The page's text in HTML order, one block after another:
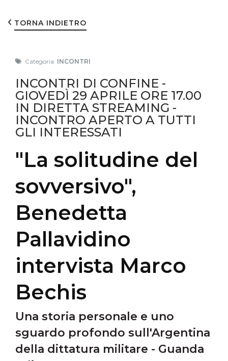
TORNA INDIETRO
Categoria: INCONTRI
INCONTRI DI CONFINE -
GIOVEDÌ 29 APRILE ORE 17.00
IN DIRETTA STREAMING -
INCONTRO APERTO A TUTTI
GLI INTERESSATI
"La solitudine del
sovversivo",
Benedetta
Pallavidino
intervista Marco
Bechis
Una storia personale e uno
sguardo profondo sull'Argentina
della dittatura militare - Guanda